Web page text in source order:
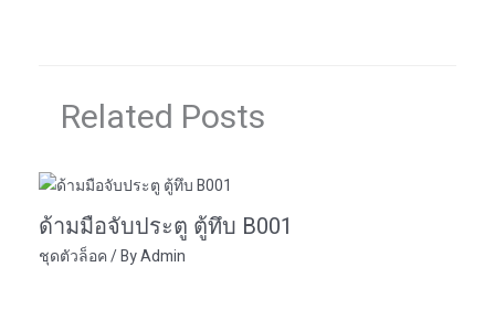
Related Posts
ด้ามมือจับประตู ตู้ทึบ B001
ชุดตัวล็อค/ ByAdmin